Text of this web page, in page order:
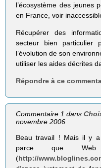
l’écosystème des jeunes
en France, voir
Récupérer des
secteur bien particulier
l’évolution de son
utiliser les aides décrites
Répondre à ce
Commentaire 1 dans
novembre 2006
Beau travail ! Mais il y
parce que
(http://